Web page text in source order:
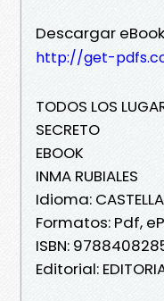
Descargar
http://get-
TODOS LOS
SECRETO
EBOOK
INMA RUBIALES
Idioma:
Formatos: Pdf,
ISBN:
Editorial: